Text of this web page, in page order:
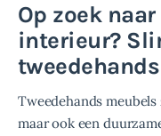
Op zoek
interieur?
Tweedehands
maar ook een